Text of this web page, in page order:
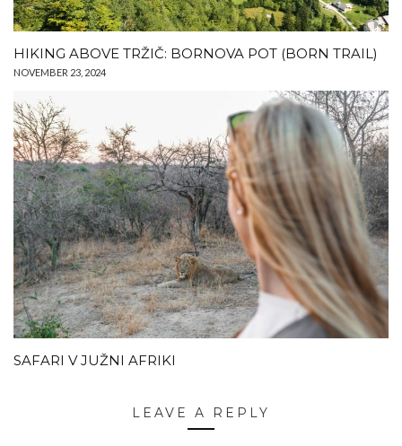
HIKING ABOVE TRŽIČ: BORNOVA POT (BORN TRAIL)
NOVEMBER 23, 2024
SAFARI V JUŽNI AFRIKI
LEAVE A REPLY